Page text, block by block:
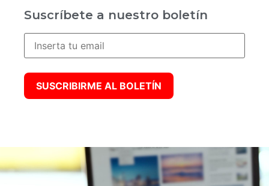
Suscríbete a nuestro boletín